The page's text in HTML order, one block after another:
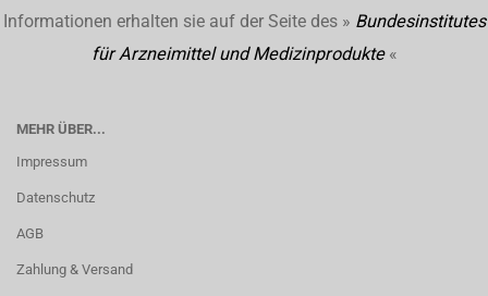
Informationen erhalten sie auf der Seite des » Bundesinstitutes
für Arzneimittel und Medizinprodukte«
MEHR ÜBER...
Impressum
Datenschutz
AGB
Zahlung & Versand